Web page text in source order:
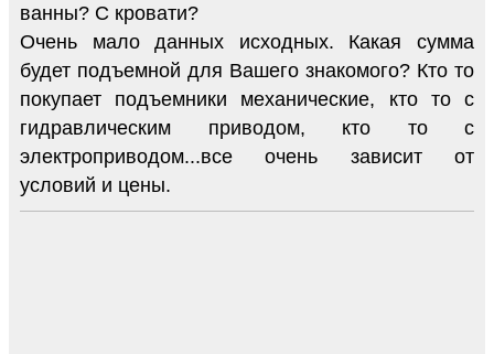
ванны? С кровати?
Очень мало данных исходных. Какая сумма
будет подъемной для Вашего знакомого? Кто то
покупает подъемники механические, кто то с
гидравлическим приводом, кто то с
электроприводом...все очень зависит от
условий и цены.